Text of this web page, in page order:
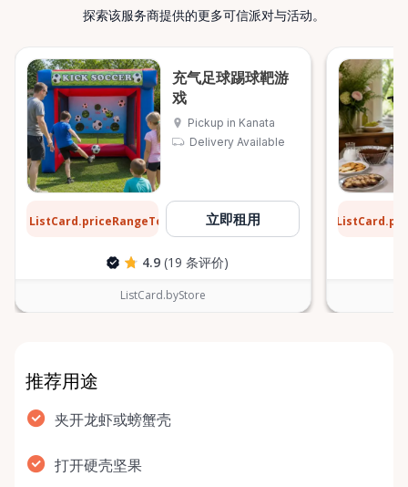
探索该服务商提供的更多可信派对与活动。
充气足球踢球靶游
戏
Pickup in Kanata
Delivery Available
ListCard.priceRangeTo 立即租用
4.9 (19 条评价)
ListCard.byStore
推荐用途
夹开龙虾或螃蟹壳
打开硬壳坚果